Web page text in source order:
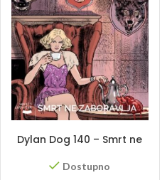
Dylan Dog 140 – Smrt ne
Dostupno